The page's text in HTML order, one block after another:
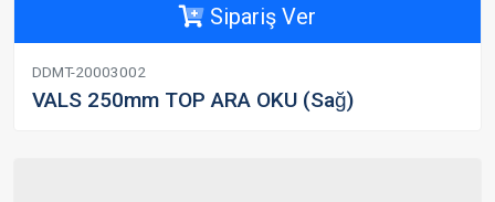
Sipariş Ver
DDMT-20003002
VALS 250mm TOP ARA OKU (Sağ)